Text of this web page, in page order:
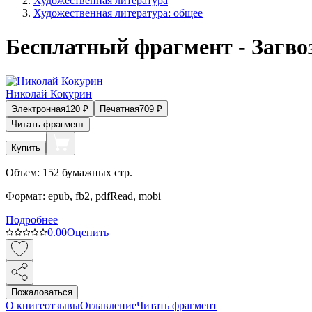
Художественная литература: общее
Бесплатный фрагмент -
Николай Кокурин
Электронная120 ₽ Печатная709 ₽
Читать фрагмент
Купить
Объем: 152 бумажных стр.
Формат: epub, fb2, pdfRead, mobi
Подробнее
0.00Оценить
Пожаловаться
О книгеотзывыОглавлениеЧитать фрагмент